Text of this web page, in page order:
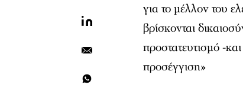
για το μέλλον του
βρίσκονται
προστατευτισμό -
προσέγγιση»